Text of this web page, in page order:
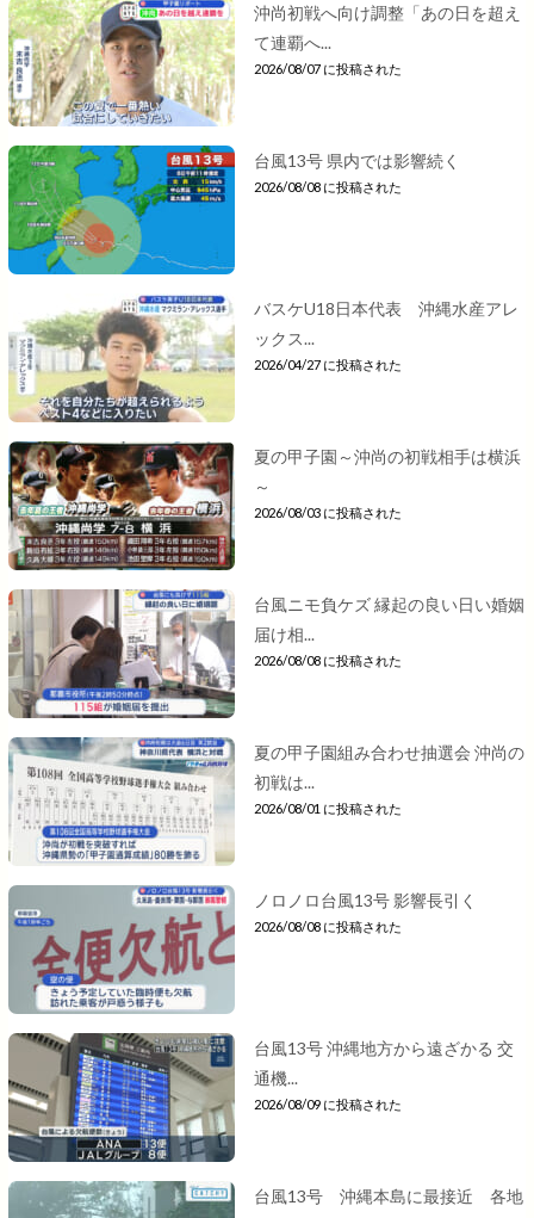
沖尚初戦へ向け調整「あの日を超え
て連覇へ...
2026/08/07 に投稿された
台風13号 県内では影響続く
2026/08/08 に投稿された
バスケU18日本代表 沖縄水産アレ
ックス...
2026/04/27 に投稿された
夏の甲子園～沖尚の初戦相手は横浜
～
2026/08/03 に投稿された
台風ニモ負ケズ 縁起の良い日い婚姻
届け相...
2026/08/08 に投稿された
夏の甲子園組み合わせ抽選会 沖尚の
初戦は...
2026/08/01 に投稿された
ノロノロ台風13号 影響長引く
2026/08/08 に投稿された
台風13号 沖縄地方から遠ざかる 交
通機...
2026/08/09 に投稿された
台風13号 沖縄本島に最接近 各地